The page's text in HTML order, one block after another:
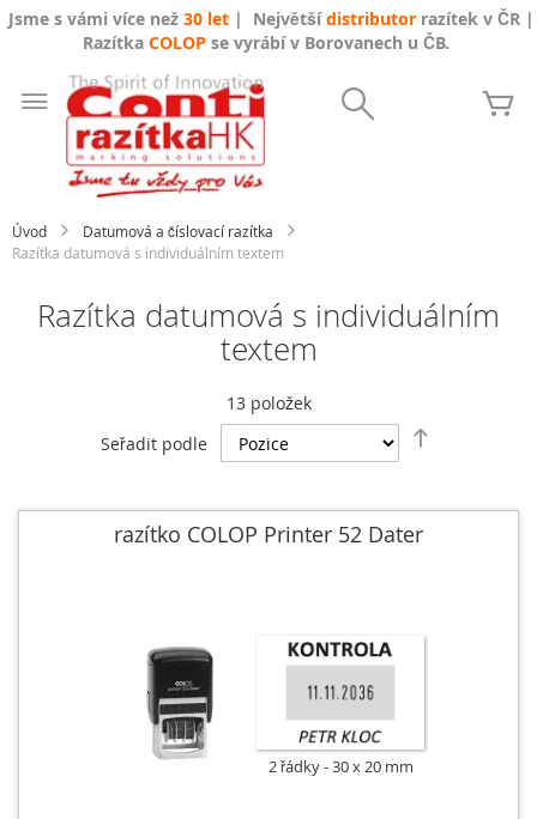
Jsme s vámi více než 30 let| Největšídistributorrazítek v ČR |
Razítka COLOP se vyrábí v Borovanech u ČB.
Úvod
Datumová a číslovací razítka
Razítka datumová s individuálním textem
Razítka datumová s individuálním
textem
13položek
Seřadit podle
razítko COLOP Printer 52 Dater
2 řádky 30 x 20 mm